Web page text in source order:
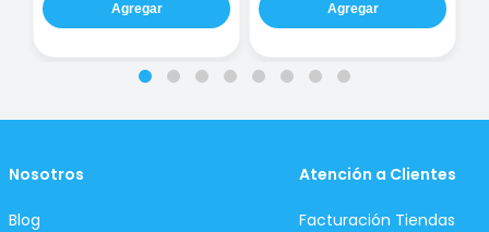
Agregar Agregar
Nosotros
Blog
Atención a Clientes
Facturación Tiendas